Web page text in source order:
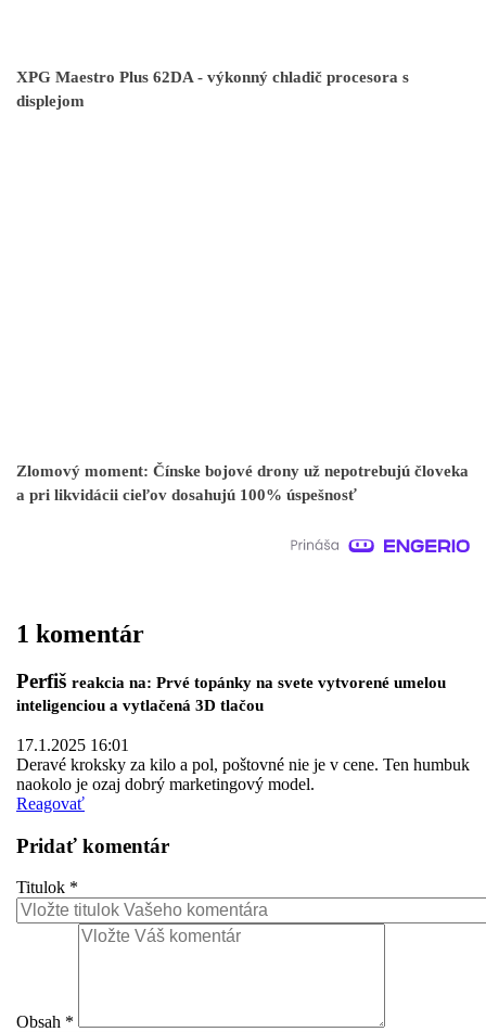
XPG Maestro Plus 62DA - výkonný chladič procesora s
displejom
Zlomový moment: Čínske bojové drony už nepotrebujú človeka
a pri likvidácii cieľov dosahujú 100% úspešnosť
1 komentár
Perfiš reakcia na: Prvé topánky na svete vytvorené umelou
inteligenciou a vytlačená 3D tlačou
17.1.2025 16:01
Deravé kroksky za kilo a pol, poštovné nie je v cene. Ten humbuk
naokolo je ozaj dobrý marketingový model.
Reagovať
Pridať komentár
Titulok *
Obsah *